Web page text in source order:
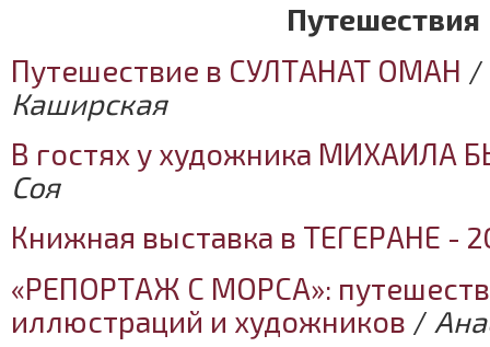
Путешествия
Путешествие в СУЛТАНАТ ОМАН /
Каширская
В гостях у художника МИХАИЛА
Соя
Книжная выставка в ТЕГЕРАНЕ -
«РЕПОРТАЖ С МОРСА»:
иллюстраций и художников /